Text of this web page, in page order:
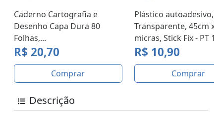
Caderno Cartografia e
Desenho Capa Dura 80
Folhas,...
R$ 20,70
Comprar
Plástico autoadesivo,
Transparente, 45cm x
micras, Stick Fix - PT 1
R$ 10,90
Comprar
Descrição